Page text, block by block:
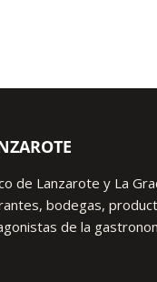
de Lanzarote y La
bodegas,
de la